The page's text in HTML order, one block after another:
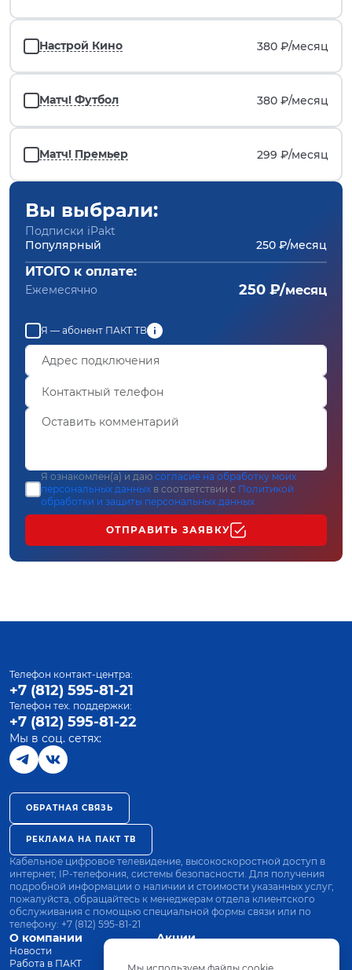
Настрой Кино 380 ₽/месяц
Матч! Футбол 380 ₽/месяц
Матч! Премьер 299 ₽/месяц
Вы выбрали:
Подписки iPakt
Популярный
250 ₽/месяц
ИТОГО к оплате:
Ежемесячно 250 ₽/месяц
Я — абонент ПАКТ ТВ
Я ознакомлен(а) и даю согласие на обработку моих
персональных данных в соответствии с Политикой
обработки и защиты персональных данных
ОТПРАВИТЬ ЗАЯВКУ
О компании
Новости
Работа в ПАКТ
Акции
Оплата
Телефон контакт-центра:
+7 (812) 595-81-21
Телефон тех. поддержки:
+7 (812) 595-81-22
Мы в соц. сетях:
ОБРАТНАЯ СВЯЗЬ
РЕКЛАМА НА ПАКТ ТВ
Кабельное цифровое телевидение, высокоскоростной доступ в
интернет, IP-телефония, системы безопасности. Для получения
подробной информации о наличии и стоимости указанных услуг,
пожалуйста, обращайтесь к менеджерам отдела клиентского
обслуживания с помощью специальной формы связи или по
телефону: +7 (812) 595-81-21